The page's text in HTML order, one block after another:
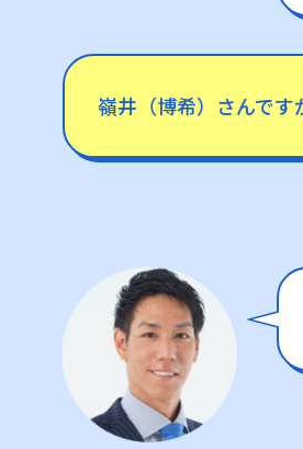
嶺井（博希）さんです